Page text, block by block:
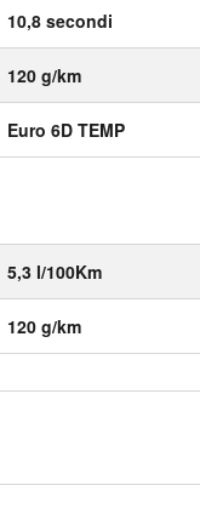
10,8 secondi
120 g/km
Euro 6D TEMP
5,3 l/100Km
120 g/km